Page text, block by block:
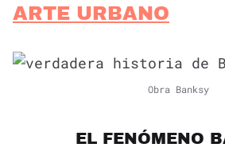
ARTE URBANO
Obra Banksy
EL FENÓMENO